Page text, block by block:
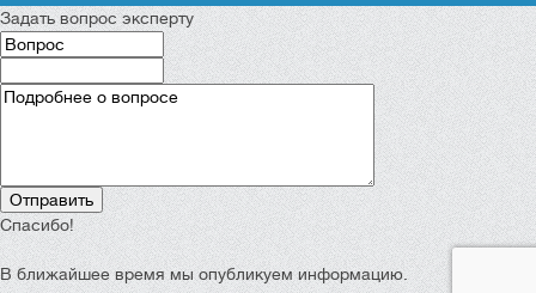
Задать вопрос эксперту
Спасибо!
В ближайшее время мы опубликуем информацию.